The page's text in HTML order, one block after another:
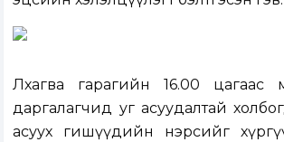
Лхагва гарагийн 16.00 цагаас
даргалагчид уг асуудалтай
асуух гишүүдийн нэрсийг